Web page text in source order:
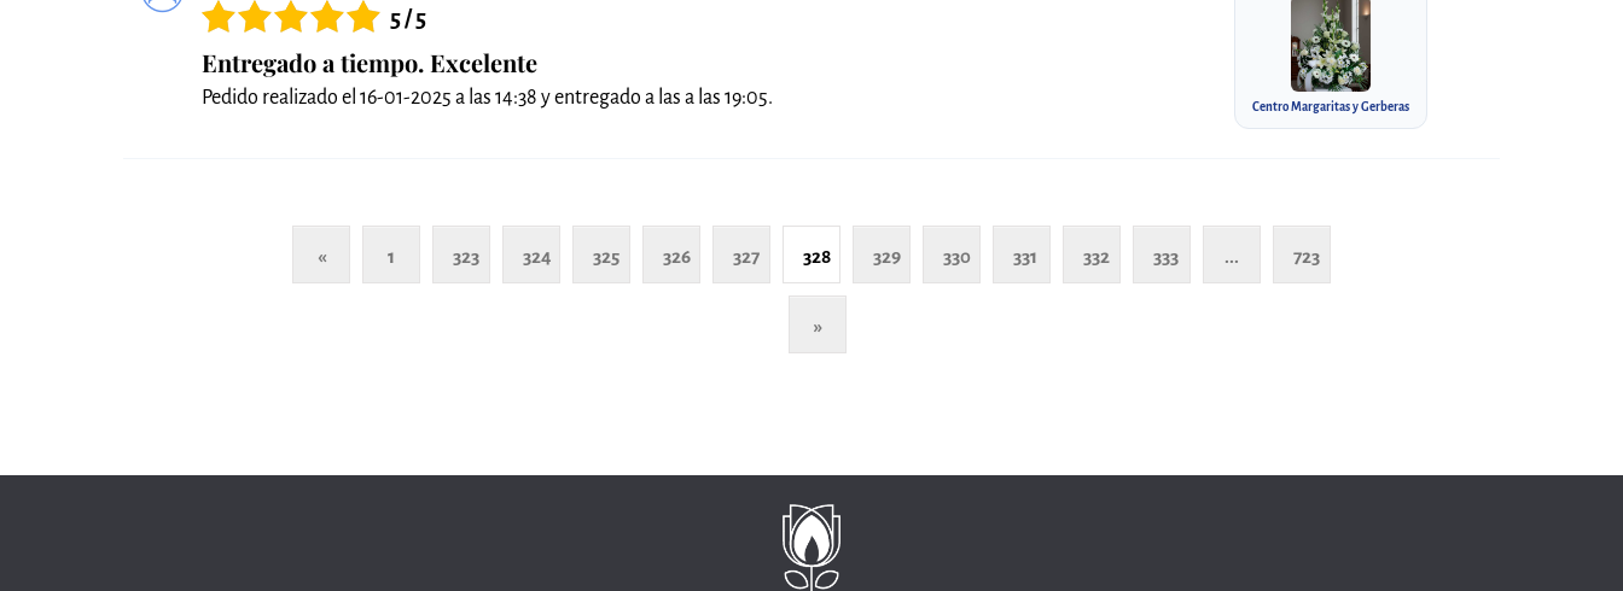
5 / 5
Entregado a tiempo. Excelente
Pedido realizado el 16-01-2025 a las 14:38 y entregado a las a las 19:05. Centro Margaritas y Gerberas
« 1 323 324 325 326 327 328 329 330 331 332 333 ... 723
»